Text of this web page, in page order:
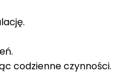
codzienne czynności.